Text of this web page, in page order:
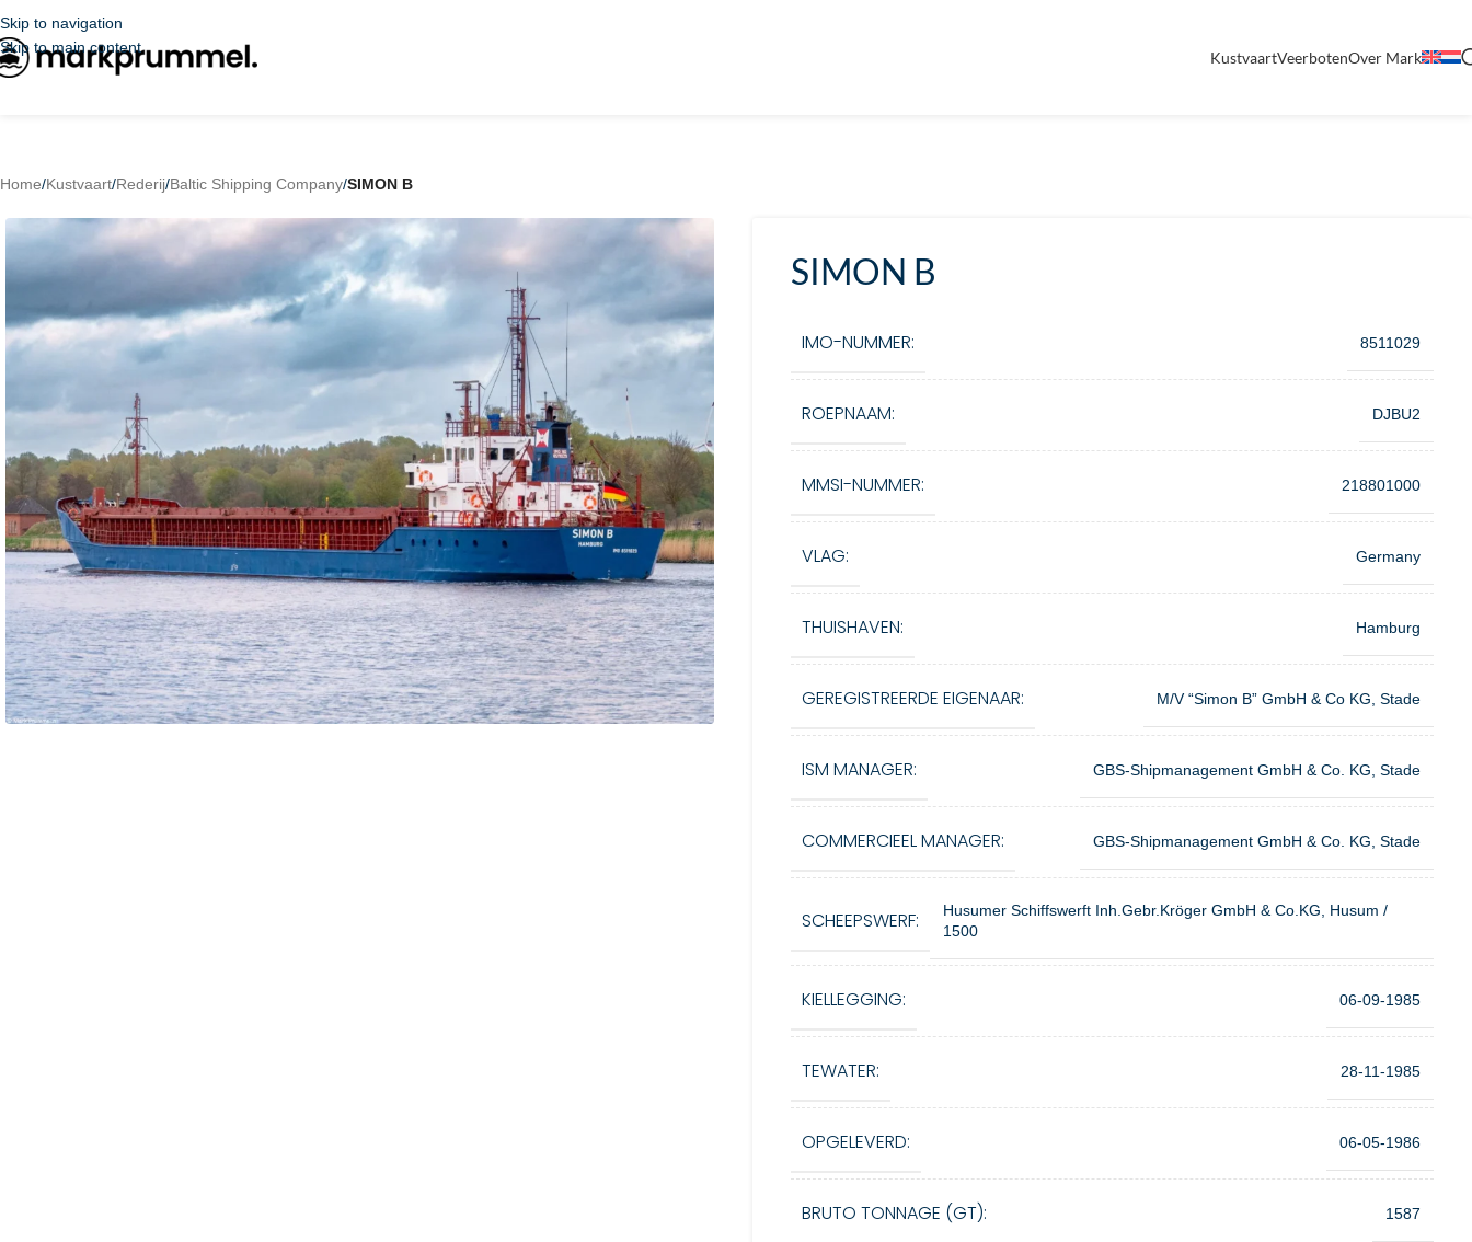
Skip to navigation
Skip to main content
KustvaartVeerbotenOver Mark
Home/Kustvaart/Rederij/Baltic Shipping Company/SIMON B
SIMON B
IMO-NUMMER: 8511029
ROEPNAAM: DJBU2
MMSI-NUMMER: 218801000
VLAG: Germany
THUISHAVEN: Hamburg
GEREGISTREERDE EIGENAAR: M/V “Simon B” GmbH & Co KG, Stade
ISM MANAGER: GBS-Shipmanagement GmbH & Co. KG, Stade
COMMERCIEEL MANAGER: GBS-Shipmanagement GmbH & Co. KG, Stade
SCHEEPSWERF:
Husumer Schiffswerft Inh.Gebr.Kröger GmbH & Co.KG, Husum /
1500
KIELLEGGING: 06-09-1985
TEWATER: 28-11-1985
OPGELEVERD: 06-05-1986
BRUTO TONNAGE (GT): 1587